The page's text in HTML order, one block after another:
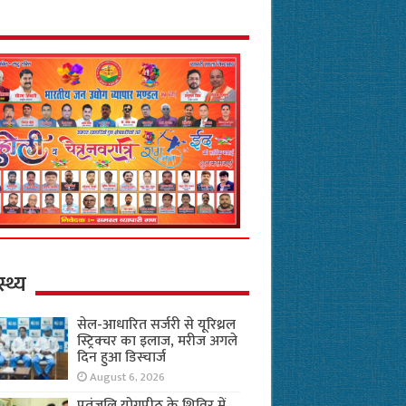
सेल-आधारित सर्जरी से यूरिथ्रल
स्ट्रिक्चर का इलाज, मरीज अगले
दिन हुआ डिस्चार्ज
August 6, 2026